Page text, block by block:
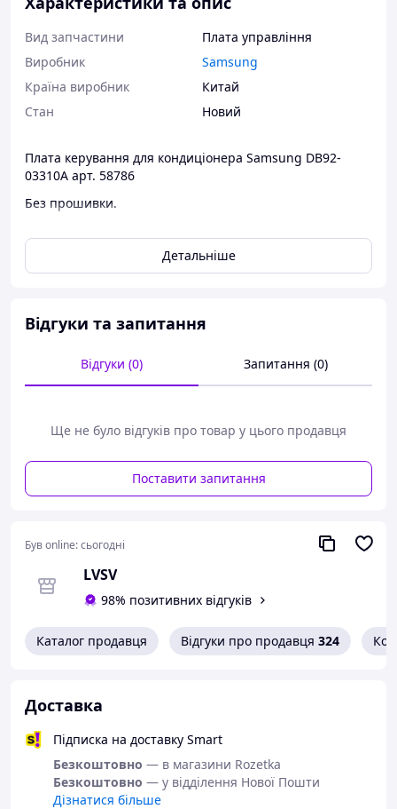
Вид запчастини
Плата управління
Виробник
Samsung
Країна виробник
Китай
Стан
Новий
Плата керування для кондиціонера Samsung DB92-
03310A арт. 58786
Без прошивки.
Наші запчастини подарують
нове життя Вашій улюбленій
техніці.Працівники магазину
правильний вибір
необхідних запчастин.
Ви отримаєте не тільки
якісні запчастини, але й
швидке надсилання
Вас!
Детальніше
Відгуки та запитання
Відгуки (0) Запитання (0)
Ще не було відгуків про товар у цього продавця
Поставити запитання
Був online:сьогодні
LVSV
98% позитивних відгуків
Каталог продавця Відгуки про продавця 324
Доставка
Підписка на доставку Smart
Безкоштовно — в магазини Rozetka
Безкоштовно — у відділення Нової Пошти
Дізнатися більше